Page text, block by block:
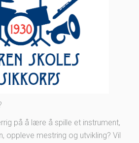
på å lære å spille et instrument,
oppleve mestring og utvikling? Vil